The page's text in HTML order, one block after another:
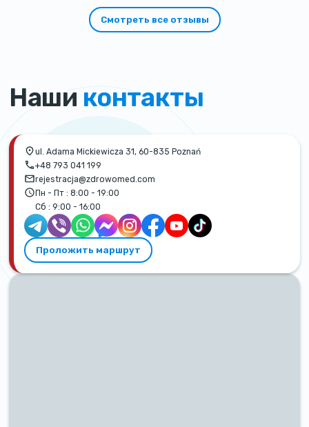
Смотреть все отзывы
Наши контакты
ul. Adama Mickiewicza 31, 60-835 Poznań
+48 793 041 199
rejestracja@zdrowomed.com
Пн - Пт : 8:00 - 19:00
Сб : 9:00 - 16:00
Проложить маршрут